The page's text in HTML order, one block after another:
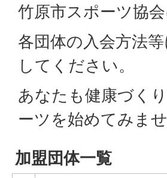
竹原市スポーツ協
各団体の入会方法
してください。
あなたも健康づく
ーツを始めてみま
加盟団体一覧